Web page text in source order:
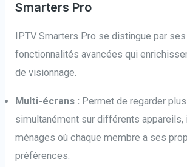
Smarters Pro
IPTV Smarters Pro se distingue par
fonctionnalités avancées qui
de visionnage.
Multi-écrans : Permet de regarder
simultanément sur différents appareils,
ménages où chaque membre a ses
préférences.